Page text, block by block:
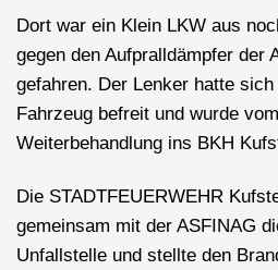
Dort war ein Klein LKW aus
gegen den Aufpralldämpfer der
gefahren. Der Lenker hatte
Fahrzeug befreit und wurde
Weiterbehandlung ins BKH
Die STADTFEUERWEHR
gemeinsam mit der ASFINAG
Unfallstelle und stellte den